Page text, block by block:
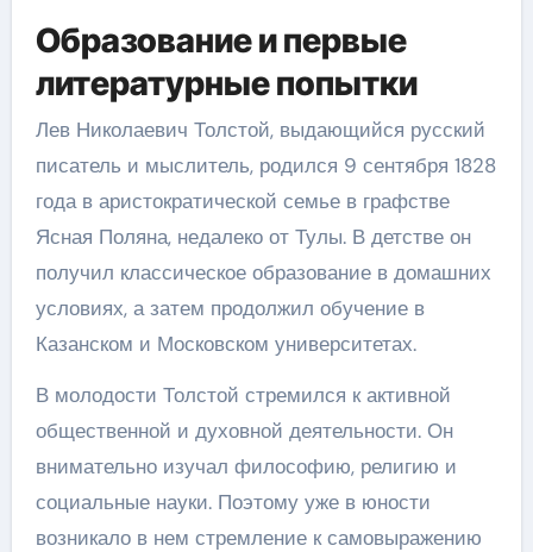
Образование и первые
литературные попытки
Лев Николаевич Толстой, выдающийся русский
писатель и мыслитель, родился 9 сентября 1828
года в аристократической семье в графстве
Ясная Поляна, недалеко от Тулы. В детстве он
получил классическое образование в домашних
условиях, а затем продолжил обучение в
Казанском и Московском университетах.
В молодости Толстой стремился к активной
общественной и духовной деятельности. Он
внимательно изучал философию, религию и
социальные науки. Поэтому уже в юности
возникало в нем стремление к самовыражению